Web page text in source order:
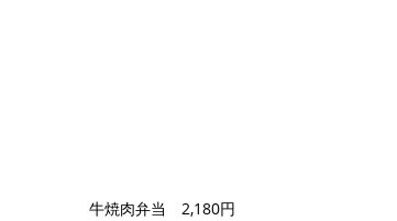
牛焼肉弁当　2,180円